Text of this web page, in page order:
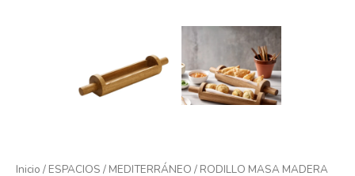
Inicio / ESPACIOS / MEDITERRÁNEO / RODILLO MASA MADERA